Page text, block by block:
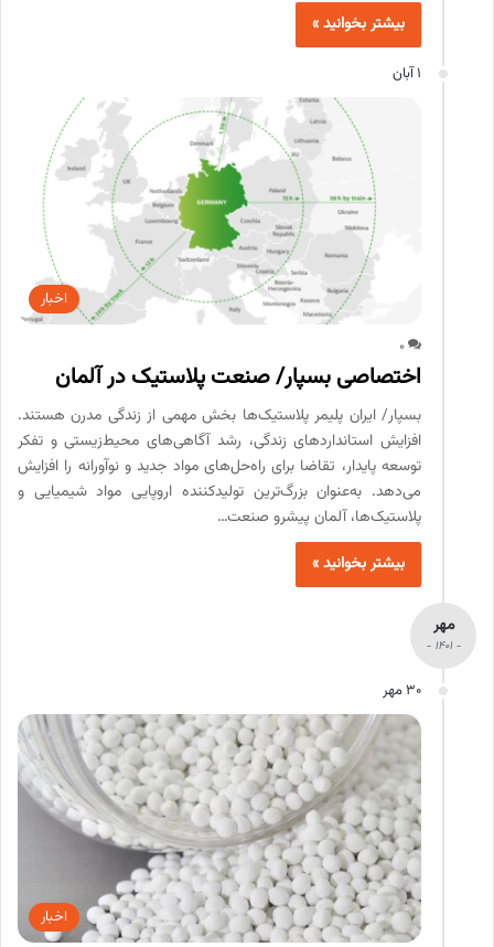
بیشتر بخوانید »
1 آبان
اخبار
0
اختصاصی بسپار/ صنعت پلاستیک در آلمان
بسپار/ ایران پلیمر پلاستیک‌‌ها بخش مهمی از زندگی مدرن هستند.
افزایش استانداردهای زندگی، رشد آگاهی‌‌های محیط‌‌زیستی و تفکر
توسعه پایدار، تقاضا برای راه‌‌حل‌‌های مواد جدید و نوآورانه را افزایش
می‌‌دهد. به‌‌عنوان بزرگ‌‌ترین تولیدکننده اروپایی مواد شیمیایی و
پلاستیک‌‌ها، آلمان پیشرو صنعت…
بیشتر بخوانید »
مهر
- 1401 -
30 مهر
اخبار